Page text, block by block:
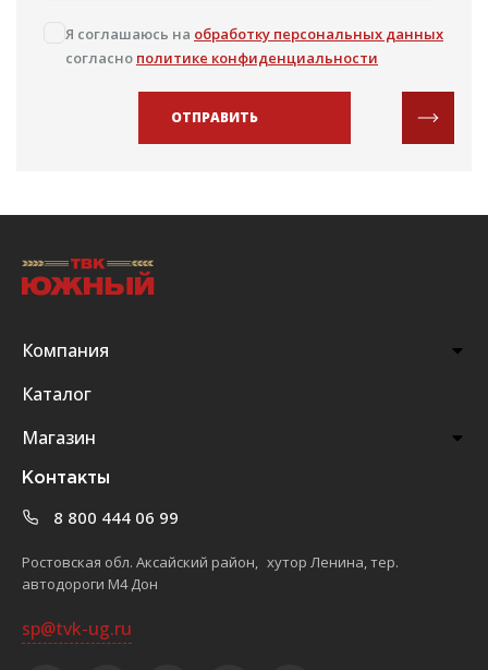
Я соглашаюсь на обработку персональных данных
согласно политике конфиденциальности
ОТПРАВИТЬ
Компания
Каталог
Магазин
Контакты
8 800 444 06 99
Ростовская обл. Аксайский район, хутор Ленина, тер.
автодороги М4 Дон
sp@tvk-ug.ru